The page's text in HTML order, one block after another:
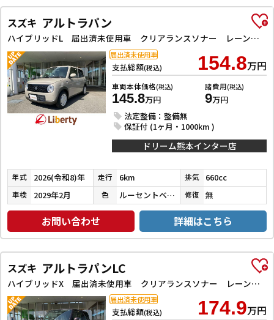
スズキ アルトラパン
ハイブリッドL 届出済未使用車 クリアランスソナー レーンアシスト 衝突被害軽減システム オートライト LEDヘッドランプ スマートキー アイドリングストップ 電動格納ミラー シートヒーター ベンチシート CVT
支払総額(税込) 154.8万円
車両本体価格(税込)
145.8万円
諸費用(税込)
9万円
法定整備：整備無
保証付 (1ヶ月・1000km )
届出済未使用車
ドリーム熊本インター店
年式 2026(令和8)年 走行 6km 排気 660cc
車検 2029年2月 色 ルーセントベージュパールメタリック 修復 無
お問い合わせ 詳細はこちら
スズキ アルトラパンLC
ハイブリッドX 届出済未使用車 クリアランスソナー レーンアシスト 衝突被害軽減システム オートライト LEDヘッドランプ スマートキー アイドリングストップ 電動格納ミラー ベンチシート CVT 盗難防止システム
支払総額(税込) 174.9万円
届出済未使用車